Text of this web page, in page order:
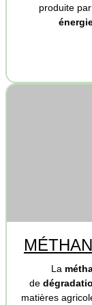
produite
La
de
matières